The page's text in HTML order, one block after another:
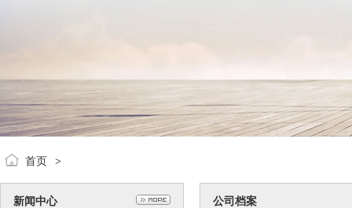
首页 >
新闻中心 公司档案